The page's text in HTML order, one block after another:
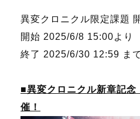
異変クロニクル限定課題
開始 2025/6/8 15:00より
終了 2025/6/30 12:59 ま
■異変クロニクル新章記念
催！